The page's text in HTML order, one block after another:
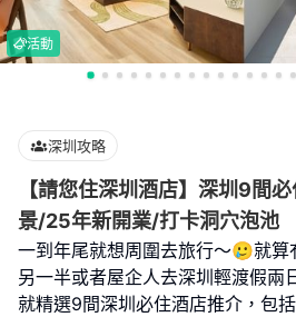
活動
深圳攻略
【請您住深圳酒店】深圳9間
景/25年新開業/打卡洞穴泡池
一到年尾就想周圍去旅行～🥲就算
另一半或者屋企人去深圳輕渡假兩
就精選9間深圳必住酒店推介，包